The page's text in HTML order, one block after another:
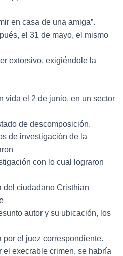
en casa de una amiga”.
el 31 de mayo, el mismo
extorsivo, exigiéndole la
vida el 2 de junio, en un sector
de descomposición.
de investigación de la
con lo cual lograron
del ciudadano Cristhian
autor y su ubicación, los
el juez correspondiente.
el execrable crimen, se habría